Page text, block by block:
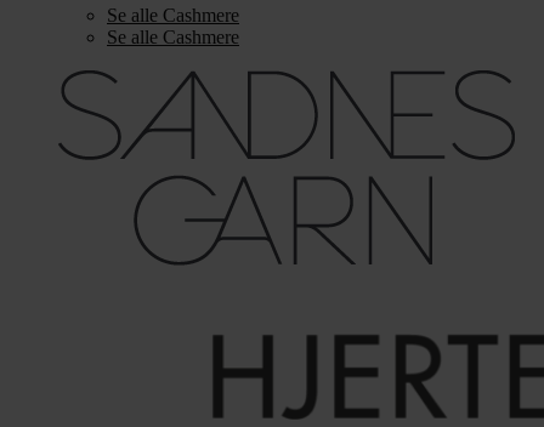
Se alle Cashmere
Se alle Cashmere